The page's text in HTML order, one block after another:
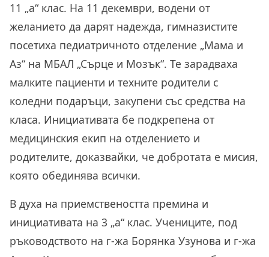
11 „а“ клас. На 11 декември, водени от
желанието да дарят надежда, гимназистите
посетиха педиатричното отделение „Мама и
Аз“ на МБАЛ „Сърце и Мозък“. Те зарадваха
малките пациенти и техните родители с
коледни подаръци, закупени със средства на
класа. Инициативата бе подкрепена от
медицинския екип на отделението и
родителите, доказвайки, че добротата е мисия,
която обединява всички.
В духа на приемствеността премина и
инициативата на 3 „а“ клас. Учениците, под
ръководството на г-жа Борянка Узунова и г-жа